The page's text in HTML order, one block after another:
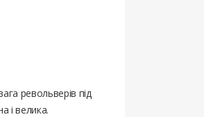
револьверів під
і велика.